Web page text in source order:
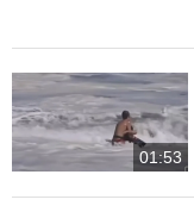
01:53